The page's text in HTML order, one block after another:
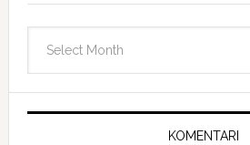
KOMENTARI